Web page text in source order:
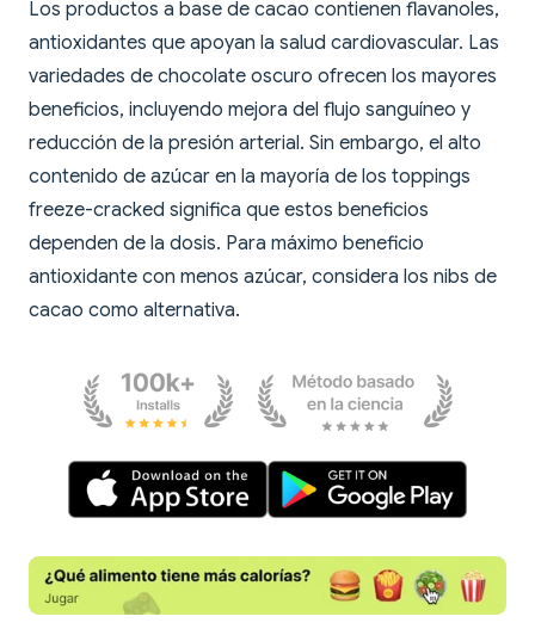
Los productos a base de cacao contienen flavanoles,
antioxidantes que apoyan la salud cardiovascular. Las
variedades de chocolate oscuro ofrecen los mayores
beneficios, incluyendo mejora del flujo sanguíneo y
reducción de la presión arterial. Sin embargo, el alto
contenido de azúcar en la mayoría de los toppings
freeze-cracked significa que estos beneficios
dependen de la dosis. Para máximo beneficio
antioxidante con menos azúcar, considera los nibs de
cacao como alternativa.